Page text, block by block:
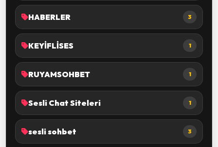
HABERLER 3
KEYİFLİSES 1
RUYAMSOHBET 1
Sesli Chat Siteleri 1
sesli sohbet 3